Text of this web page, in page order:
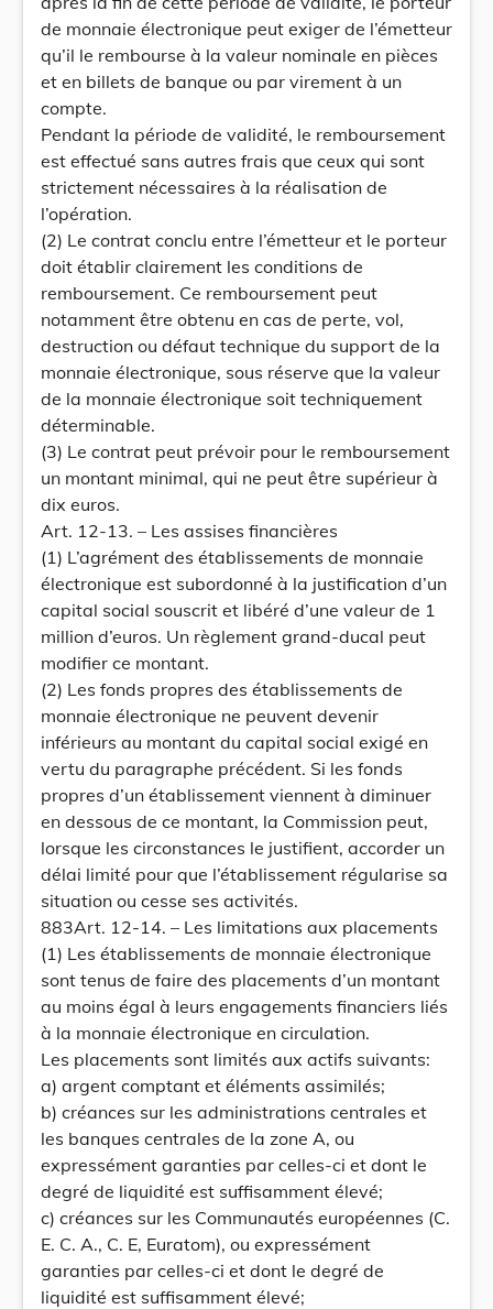
de monnaie électronique peut exiger de l’émetteur
qu’il le rembourse à la valeur nominale en pièces
et en billets de banque ou par virement à un
compte.
Pendant la période de validité, le remboursement
est effectué sans autres frais que ceux qui sont
strictement nécessaires à la réalisation de
l’opération.
(2) Le contrat conclu entre l’émetteur et le porteur
doit établir clairement les conditions de
remboursement. Ce remboursement peut
notamment être obtenu en cas de perte, vol,
destruction ou défaut technique du support de la
monnaie électronique, sous réserve que la valeur
de la monnaie électronique soit techniquement
déterminable.
(3) Le contrat peut prévoir pour le remboursement
un montant minimal, qui ne peut être supérieur à
dix euros.
Art. 12-13. – Les assises financières
(1) L’agrément des établissements de monnaie
électronique est subordonné à la justification d’un
capital social souscrit et libéré d’une valeur de 1
million d’euros. Un règlement grand-ducal peut
modifier ce montant.
(2) Les fonds propres des établissements de
monnaie électronique ne peuvent devenir
inférieurs au montant du capital social exigé en
vertu du paragraphe précédent. Si les fonds
propres d’un établissement viennent à diminuer
en dessous de ce montant, la Commission peut,
lorsque les circonstances le justifient, accorder un
délai limité pour que l’établissement régularise sa
situation ou cesse ses activités.
883Art. 12-14. – Les limitations aux placements
(1) Les établissements de monnaie électronique
sont tenus de faire des placements d’un montant
au moins égal à leurs engagements financiers liés
à la monnaie électronique en circulation.
Les placements sont limités aux actifs suivants:
a) argent comptant et éléments assimilés;
b) créances sur les administrations centrales et
les banques centrales de la zone A, ou
expressément garanties par celles-ci et dont le
degré de liquidité est suffisamment élevé;
c) créances sur les Communautés européennes (C.
E. C. A., C. E, Euratom), ou expressément
garanties par celles-ci et dont le degré de
liquidité est suffisamment élevé;